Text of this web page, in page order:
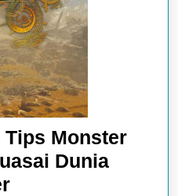
Tips Monster
Dunia
Cara